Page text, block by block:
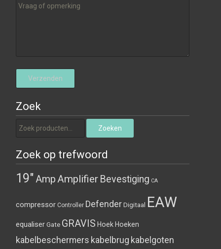
Zoek
Zoeken naar: Zoeken
Zoek op trefwoord
19" Amp Amplifier Bevestiging CA
compressor Controller Defender Digitaal EAW
equaliser Gate GRAVIS Hoek Hoeken
kabelbeschermers kabelbrug kabelgoten